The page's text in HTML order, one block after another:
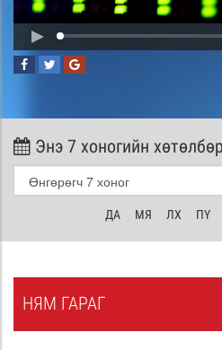
Энэ 7 хоногийн хөтөлбөр
ДА МЯ ЛХ ПҮ
НЯМ ГАРАГ